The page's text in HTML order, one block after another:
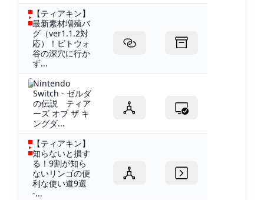
【ティアキン】
最新素材増殖バ
グ（ver1.1.2対
応）！ビトウォ
谷の深穴に行か
ず...
Nintendo
Switch - ゼルダ
の伝説 ティア
ーズ オブ ザ キ
ングダ...
【ティアキン】
知らないと損す
る！9割が知ら
ないリンゴの便
利な使い道9選
-...